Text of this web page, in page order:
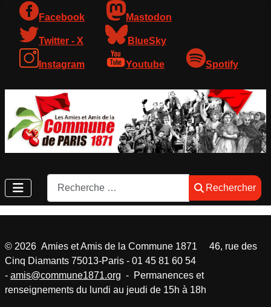
Facebook Mastodon
Twitter - X BlueSky
Instagram Youtube Spotify
Rechercher
Rechercher
© 2026 Amies et Amis de la Commune 1871 46, rue des
Cinq Diamants 75013-Paris - 01 45 81 60 54
- amis@commune1871.org - Permanences et
renseignements du lundi au jeudi de 15h à 18h